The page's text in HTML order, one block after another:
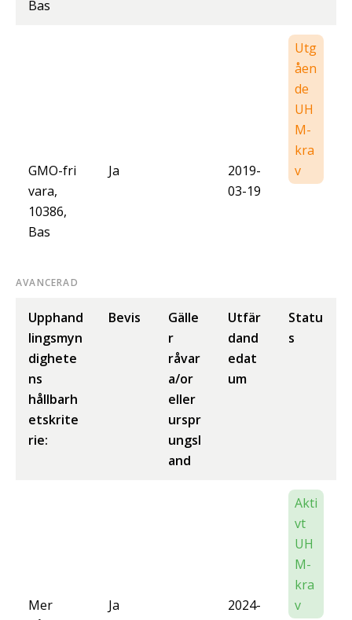
Bas
GMO-fri
vara,
10386,
Bas
Ja
2019-
03-19
Utg
åen
de
UH
M-
kra
v
AVANCERAD
Upphand
lingsmyn
dighete
ns
hållbarh
etskrite
rie:
Bevis
Gälle
r
råvar
a/or
eller
urspr
ungsl
and
Utfär
dand
edat
um
Statu
s
Mer
Ja
2024-
Akti
vt
UH
M-
kra
v